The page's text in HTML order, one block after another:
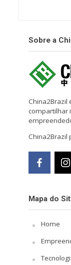
Sobre a
China2Brazil
compartilhar
China2Brazil
Mapa do
Home